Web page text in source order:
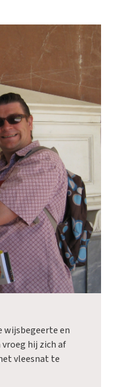
wijsbegeerte en
hij zich af
vleesnat te